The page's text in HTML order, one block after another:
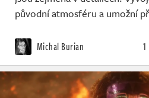
původní atmosféru a umožní
Michal Burian